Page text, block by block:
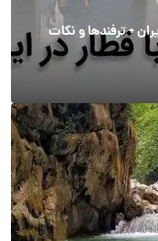
+ ترفندها و نکات